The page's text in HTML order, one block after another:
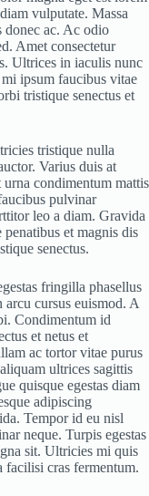
vulputate. Massa
donec ac. Ac odio
Amet consectetur
Ultrices in iaculis nunc
ipsum faucibus vitae
tristique senectus et
tristique nulla
Varius duis at
condimentum mattis
pulvinar
leo a diam. Gravida
penatibus et magnis dis
senectus.
fringilla phasellus
arcu cursus euismod. A
Condimentum id
et netus et
ac tortor vitae purus
ultrices sagittis
quisque egestas diam
adipiscing
Tempor id eu nisl
neque. Turpis egestas
sit. Ultricies mi quis
cras fermentum.